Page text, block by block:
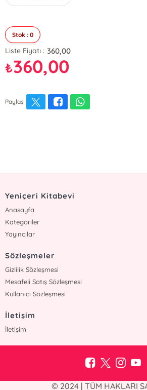
Stok : 0
Liste Fiyatı : 360,00
₺360,00
Paylaş
Yeniçeri Kitabevi
Anasayfa
Kategoriler
Yayıncılar
Sözleşmeler
Gizlilik Sözleşmesi
Mesafeli Satış Sözleşmesi
Kullanıcı Sözleşmesi
İletişim
İletişim
© 2024 | TÜM HAKLARI